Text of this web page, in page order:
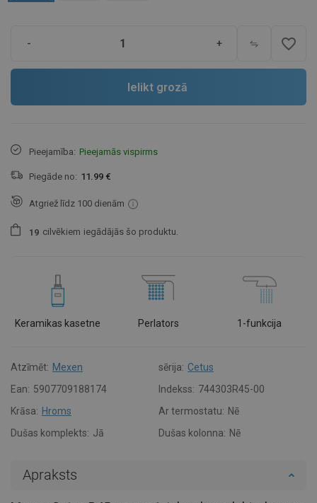
- + favorite_border
Ielikt grozā
Pieejamība: Pieejamās vispirms
Piegāde no: 11.99 €
Atgriež līdz 100 dienām
1 9 cilvēkiem iegādājās šo produktu.
Keramikas kasetne Perlators 1-funkcija
Atzīmēt: Mexen sērija: Cetus
Ean: 5907709188174 Indekss: 744303R45-00
Krāsa: Hroms Ar termostatu: Nē
Dušas komplekts: Jā Dušas kolonna: Nē
Apraksts